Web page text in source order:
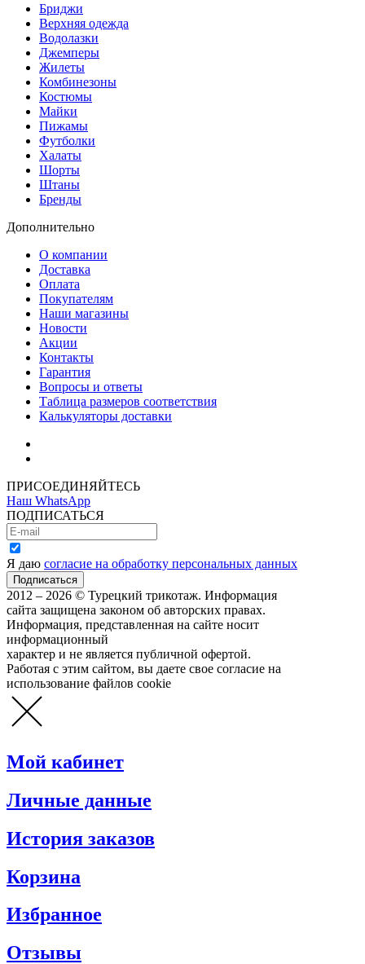
Бриджи
Верхняя одежда
Водолазки
Джемперы
Жилеты
Комбинезоны
Костюмы
Майки
Пижамы
Футболки
Халаты
Шорты
Штаны
Бренды
Дополнительно
О компании
Доставка
Оплата
Покупателям
Наши магазины
Новости
Акции
Контакты
Гарантия
Вопросы и ответы
Таблица размеров соответствия
Калькуляторы доставки
ПРИСОЕДИНЯЙТЕСЬ
Наш WhatsApp
ПОДПИСАТЬСЯ
Я даю согласие на обработку персональных данных
2012 – 2026 © Турецкий трикотаж. Информация
сайта защищена законом об авторских правах.
Информация, представленная на сайте носит
информационный
характер и не является публичной офертой.
Работая с этим сайтом, вы даете свое согласие на
использование файлов cookie
Мой кабинет
Личные данные
История заказов
Корзина
Избранное
Отзывы